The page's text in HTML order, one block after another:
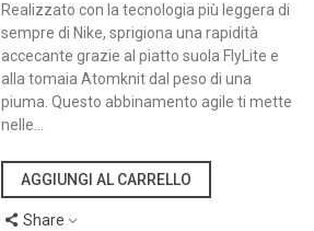
Realizzato con la tecnologia più leggera di
sempre di Nike, sprigiona una rapidità
accecante grazie al piatto suola FlyLite e
alla tomaia Atomknit dal peso di una
piuma. Questo abbinamento agile ti mette
nelle...
AGGIUNGI AL CARRELLO
Share